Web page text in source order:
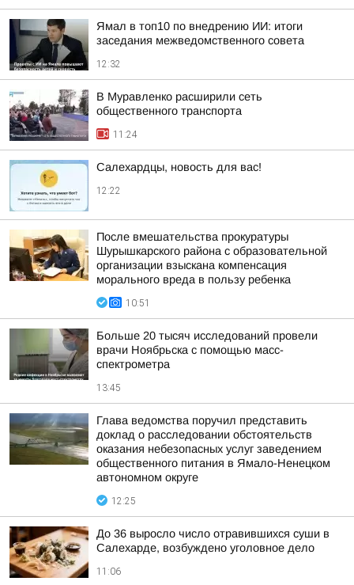
Ямал в топ10 по внедрению ИИ: итоги
заседания межведомственного совета
12:32
В Муравленко расширили сеть
общественного транспорта
11:24
Салехардцы, новость для вас!
12:22
После вмешательства прокуратуры
Шурышкарского района с образовательной
организации взыскана компенсация
морального вреда в пользу ребенка
10:51
Больше 20 тысяч исследований провели
врачи Ноябрьска с помощью масс-
спектрометра
13:45
Глава ведомства поручил представить
доклад о расследовании обстоятельств
оказания небезопасных услуг заведением
общественного питания в Ямало-Ненецком
автономном округе
12:25
До 36 выросло число отравившихся суши в
Салехарде, возбуждено уголовное дело
11:06